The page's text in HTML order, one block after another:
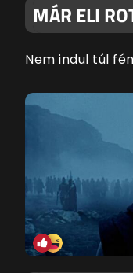
MÁR ELI
Nem indul túl